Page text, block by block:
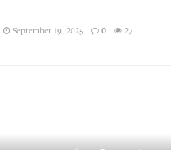
September 19, 2025 0 27